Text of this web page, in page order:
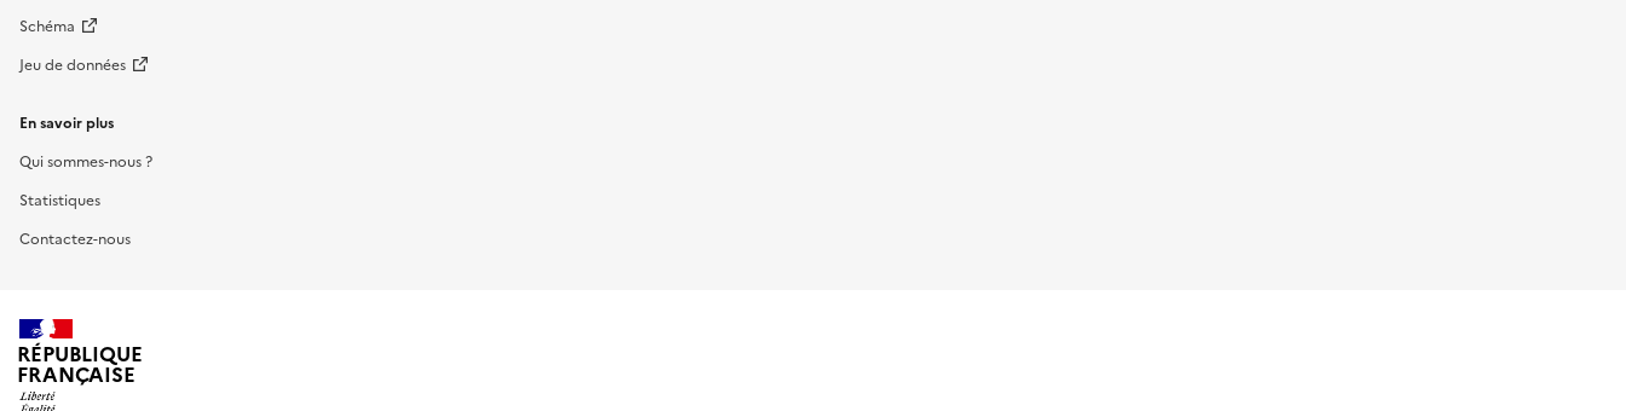
Schéma
Jeu de données
En savoir plus
Qui sommes-nous ?
Statistiques
Contactez-nous
RÉPUBLIQUE
FRANÇAISE